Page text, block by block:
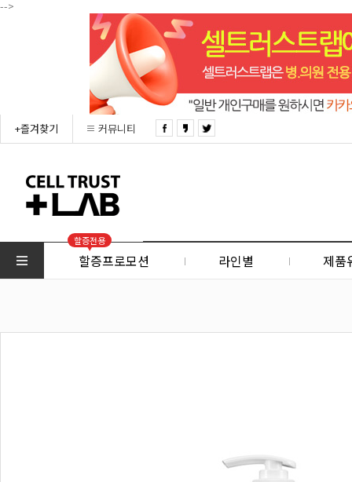
-->
+즐겨찾기 커뮤니티
할증전용
할증프로모션 라인별 제품